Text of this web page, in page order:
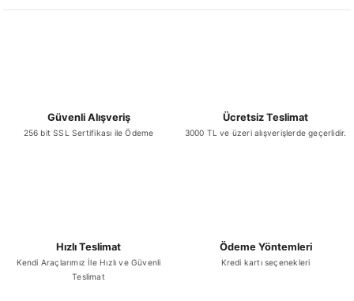
Güvenli Alışveriş
256 bit SSL Sertifikası ile Ödeme
Ücretsiz Teslimat
3000 TL ve üzeri alışverişlerde geçerlidir.
Hızlı Teslimat
Kendi Araçlarımız İle Hızlı ve Güvenli
Teslimat
Ödeme Yöntemleri
Kredi kartı seçenekleri